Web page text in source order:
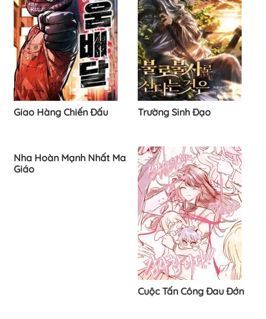
Giao Hàng Chiến Đấu Trường Sinh Đạo
Nha Hoàn Mạnh Nhất Ma
Giáo
Cuộc Tấn Công Đau Đớn